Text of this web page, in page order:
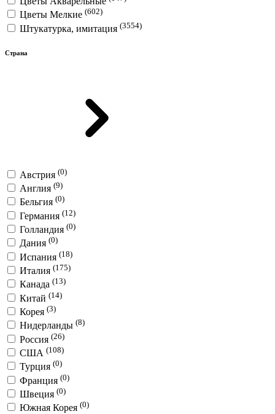
Цветы Мелкие (602)
Штукатурка, имитация (3554)
Страна
Австрия (0)
Англия (9)
Бельгия (0)
Германия (12)
Голландия (0)
Дания (0)
Испания (18)
Италия (175)
Канада (13)
Китай (14)
Корея (3)
Нидерланды (8)
Россия (26)
США (108)
Турция (0)
Франция (0)
Швеция (0)
Южная Корея (0)